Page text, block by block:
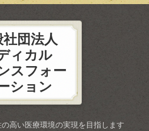
社団法人
ィカル
スフォー
ション
高い医療環境の実現を目指します